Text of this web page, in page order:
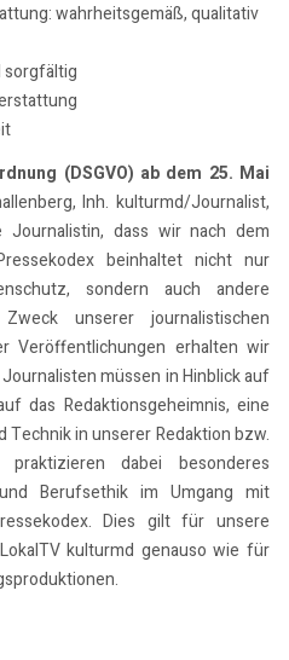
wahrheitsgemäß, qualitativ
sorgfältig
(DSGVO) ab dem 25. Mai
Inh. kulturmd/Journalist,
Journalistin, dass wir nach dem
beinhaltet nicht nur
sondern auch andere
unserer journalistischen
Veröffentlichungen erhalten wir
müssen in Hinblick auf
das Redaktionsgeheimnis, eine
Technik in unserer Redaktion bzw.
dabei besonderes
Berufsethik im Umgang mit
Dies gilt für unsere
kulturmd genauso wie für